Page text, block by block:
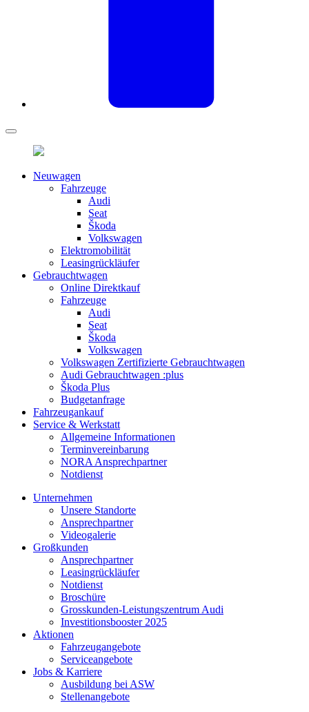
Neuwagen
Fahrzeuge
Audi
Seat
Škoda
Volkswagen
Elektromobilität
Leasingrückläufer
Gebrauchtwagen
Online Direktkauf
Fahrzeuge
Audi
Seat
Škoda
Volkswagen
Volkswagen Zertifizierte Gebrauchtwagen
Audi Gebrauchtwagen :plus
Škoda Plus
Budgetanfrage
Fahrzeugankauf
Service & Werkstatt
Allgemeine Informationen
Terminvereinbarung
NORA Ansprechpartner
Notdienst
Unternehmen
Unsere Standorte
Ansprechpartner
Videogalerie
Großkunden
Ansprechpartner
Leasingrückläufer
Notdienst
Broschüre
Grosskunden-Leistungszentrum Audi
Investitionsbooster 2025
Aktionen
Fahrzeugangebote
Serviceangebote
Jobs & Karriere
Ausbildung bei ASW
Stellenangebote